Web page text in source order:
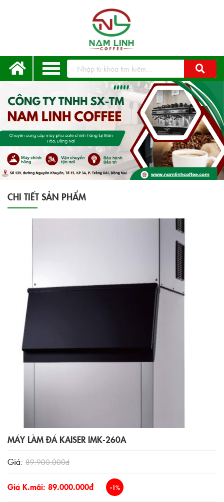
CHI TIẾT SẢN PHẨM
MÁY LÀM ĐÁ KAISER IMK-260A
Giá: 89.900.000đ
Giá K.mãi: 89.000.000đ -1%